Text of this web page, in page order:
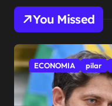
You Missed
ECONOMIA pilar